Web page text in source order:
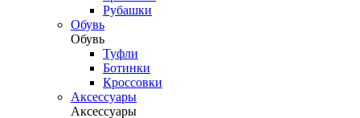
Рубашки
Обувь
Обувь
Туфли
Ботинки
Кроссовки
Аксессуары
Аксессуары